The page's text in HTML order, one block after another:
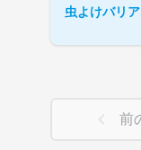
虫よけバリ
前